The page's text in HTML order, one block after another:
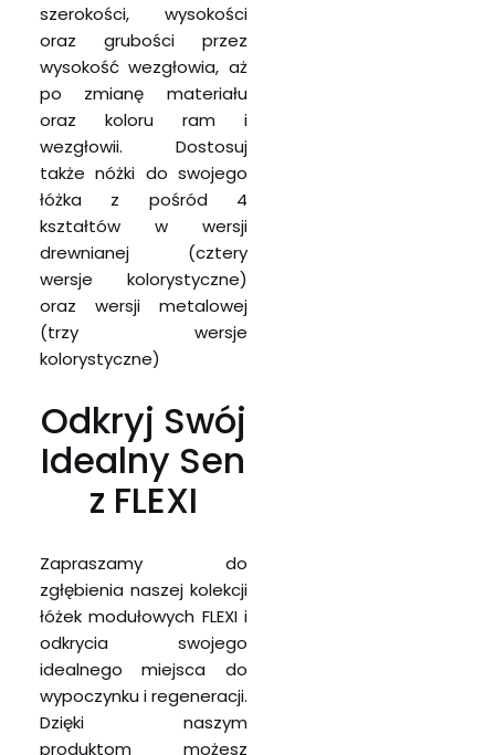
szerokości, wysokości
oraz grubości przez
wysokość wezgłowia, aż
po zmianę materiału
oraz koloru ram i
wezgłowii. Dostosuj
także nóżki do swojego
łóżka z pośród 4
kształtów w wersji
drewnianej (cztery
wersje kolorystyczne)
oraz wersji metalowej
(trzy wersje
kolorystyczne)
Odkryj Swój
Idealny Sen
z FLEXI
Zapraszamy do
zgłębienia naszej kolekcji
łóżek modułowych FLEXI i
odkrycia swojego
idealnego miejsca do
wypoczynku i regeneracji.
Dzięki naszym
produktom możesz